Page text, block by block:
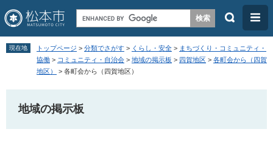
ペ
頭
メ
飛
検
メ
ニ
ュ
ー
現在地 トップページ > 分類でさがす > くらし・安全 > まちづくり・コミュニティ・
協働 > コミュニティ・自治会 > 地域の掲示板 > 四賀地区 > 各町会から（四賀
地区）
> 各町会から（四賀地区）
地域の掲示板